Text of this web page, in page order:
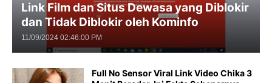
Link Film dan Situs Dewasa yang Diblokir
dan Tidak Diblokir oleh Kominfo
11/09/2024 02:46:00 PM
Full No Sensor Viral Link Video Chika 3